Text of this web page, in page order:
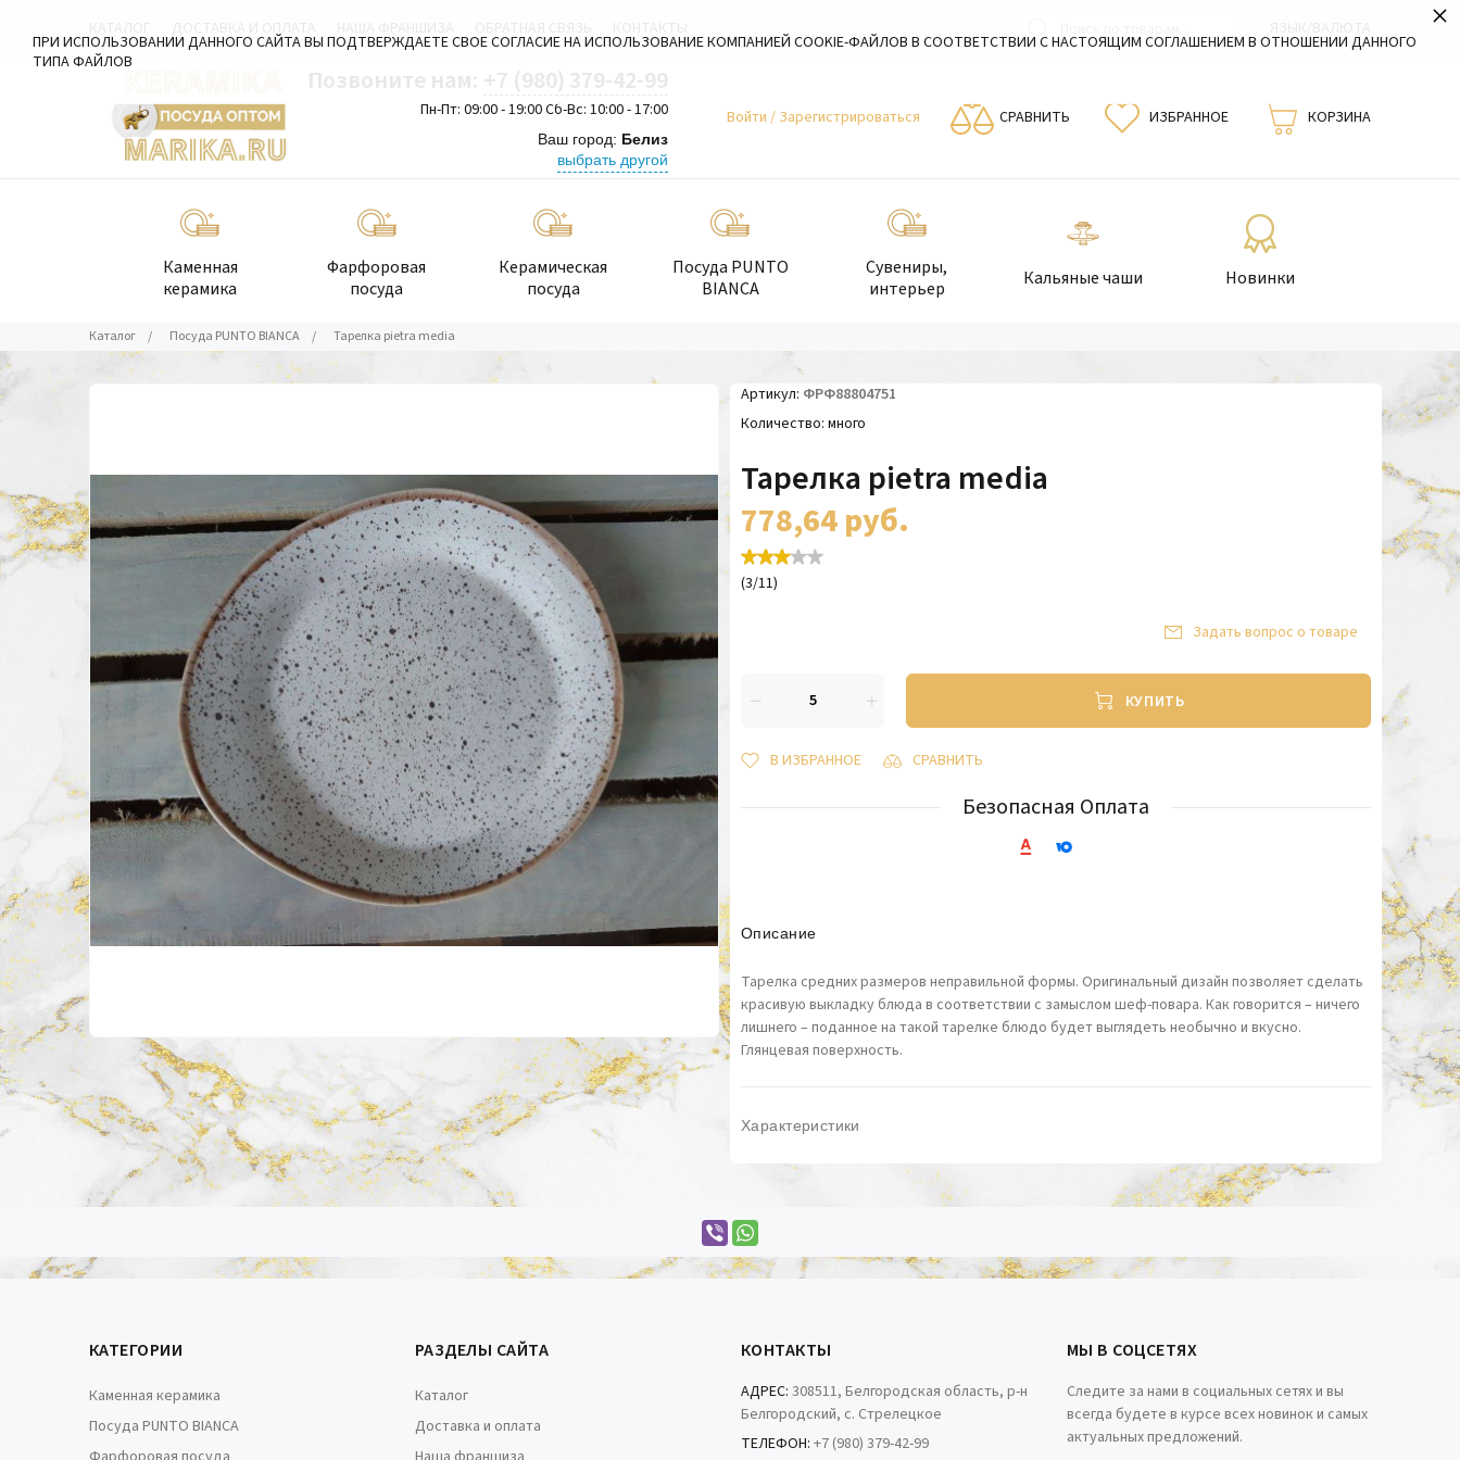
ДОСТАВКА И ОПЛАТА
Пн-Пт: 09:00 - 19:00 Сб-Вс: 10:00 - 17:00
Ваш город: Белиз
выбрать другой
Войти / Зарегистрироваться СРАВНИТЬ ИЗБРАННОЕ КОРЗИНА
Каменная
керамика
Фарфоровая
посуда
Керамическая
посуда
Посуда PUNTO
BIANCA
Сувениры,
интерьер
Кальяные чаши Новинки
Каталог / Посуда PUNTO BIANCA / Тарелка pietra media
Артикул ФРФ88804751
Количество много
Тарелка pietra media
778,64руб.
(3/11)
Задать вопрос о товаре
КУПИТЬ
В ИЗБРАННОЕ СРАВНИТЬ
Безопасная Оплата
Описание
Тарелка средних размеров неправильной формы. Оригинальный дизайн позволяет сделать
красивую выкладку блюда в соответствии с замыслом шеф-повара. Как говорится – ничего
лишнего – поданное на такой тарелке блюдо будет выглядеть необычно и вкусно.
Глянцевая поверхность.
Характеристики
КАТЕГОРИИ
Каменная керамика
Посуда PUNTO BIANCA
РАЗДЕЛЫ САЙТА
Каталог
Доставка и оплата
КОНТАКТЫ
АДРЕС: 308511, Белгородская область, р-н
Белгородский, с. Стрелецкое
ТЕЛЕФОН: +7 (980) 379-42-99
МЫ В СОЦСЕТЯХ
Следите за нами в социальных сетях и вы
всегда будете в курсе всех новинок и самых
актуальных предложений.
ПРИ ИСПОЛЬЗОВАНИИ ДАННОГО САЙТА ВЫ ПОДТВЕРЖДАЕТЕ СВОЕ СОГЛАСИЕ НА ИСПОЛЬЗОВАНИЕ КОМПАНИЕЙ COOKIE-ФАЙЛОВ В СООТВЕТСТВИИ С НАСТОЯЩИМ СОГЛАШЕНИЕМ В ОТНОШЕНИИ ДАННОГО
ТИПА ФАЙЛОВ
×